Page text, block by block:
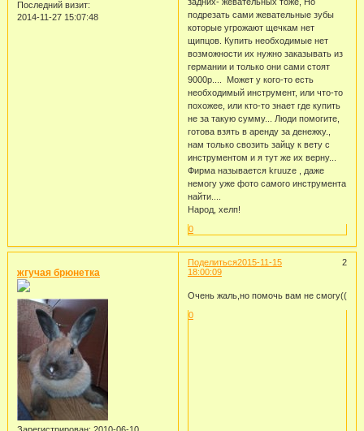
Последний визит:
2014-11-27 15:07:48
подрезать сами жевательные зубы
которые угрожают щечкам нет
щипцов. Купить необходимые нет
возможности их нужно заказывать из
германии и только они сами стоят
9000р.... Может у кого-то есть
необходимый инструмент, или что-то
похожее, или кто-то знает где купить
не за такую сумму... Люди помогите,
готова взять в аренду за денежку.,
нам только свозить зайцу к вету с
инструментом и я тут же их верну...
Фирма называется kruuze , даже
немогу уже фото самого инструмента
найти....
Народ, хелп!
0
Поделиться 2
2015-11-15
18:00:09
жгучая брюнетка
Очень жаль,но помочь вам не смогу((
0